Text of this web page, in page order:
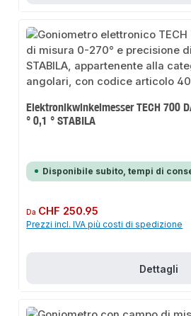
Elektronikwinkelmesser TECH 700
° 0,1 ° STABILA
Disponibile subito, tempi di
Prezzo normale:
Da CHF 250.95
Prezzi incl. IVA più costi di spedizione
Dettagli